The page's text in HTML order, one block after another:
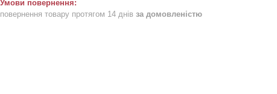
повернення товару протягом 14 днів за домовленістю